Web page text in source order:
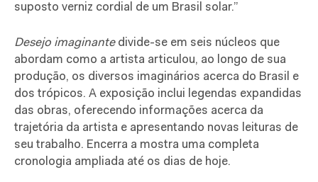
suposto verniz cordial de um Brasil solar.”
Desejo imaginantedivide-se em seis núcleos que
abordam como a artista articulou, ao longo de sua
produção, os diversos imaginários acerca do Brasil e
dos trópicos. A exposição inclui legendas expandidas
das obras, oferecendo informações acerca da
trajetória da artista e apresentando novas leituras de
seu trabalho. Encerra a mostra uma completa
cronologia ampliada até os dias de hoje.